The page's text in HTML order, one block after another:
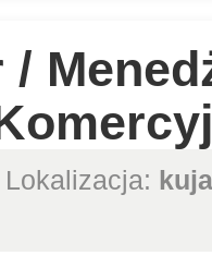
/
Lokalizacja: